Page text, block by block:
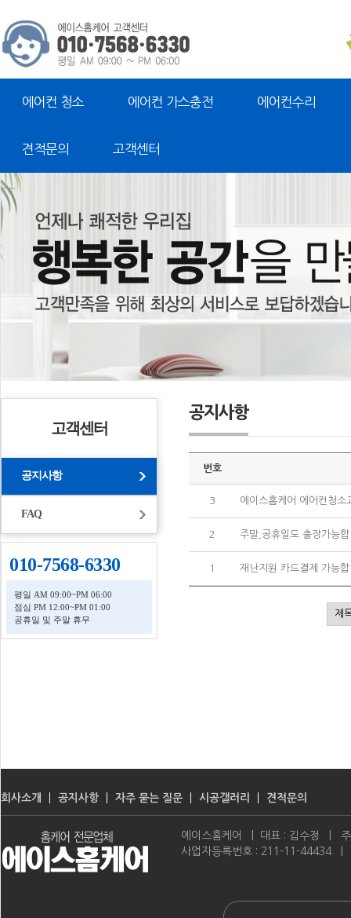
에어컨 청소 에어컨 가스충전 에어컨수리
견적문의 고객센터
고객센터
공지사항
FAQ
010-7568-6330
평일 AM 09:00~PM 06:00
점심 PM 12:00~PM 01:00
공휴일 및 주말 휴무
공지사항
번호
3 에이스홈케어 에어컨청소
2 주말,공휴일도 출장가능
1 재난지원 카드결제 가능
회사소개 공지사항 자주 묻는 질문 시공갤러리 견적문의
에이스홈케어 | 대표 : 김수정 | 주
사업자등록번호 : 211-11-44434